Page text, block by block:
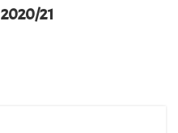
21